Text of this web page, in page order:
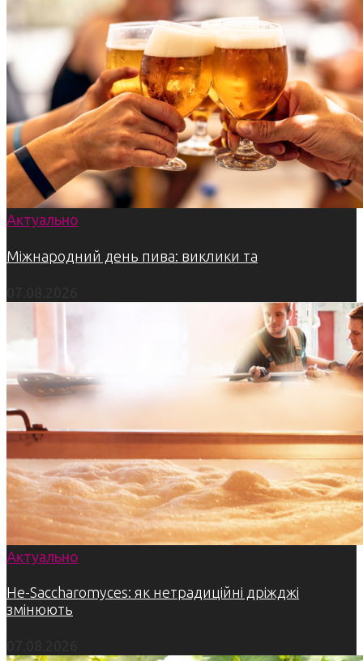
Актуально
Міжнародний день пива: виклики та
Актуально
Не-Saccharomyces: як нетрадиційні дріжджі
змінюють